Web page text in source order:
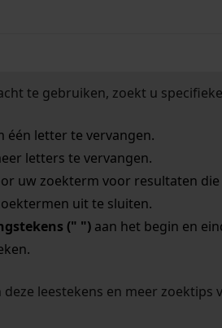
te gebruiken, zoekt u
één letter te vervangen.
letters te vervangen.
uw zoekterm voor resultaten die
uit te sluiten.
(" ")aan het begin en
leestekens en meer zoektips